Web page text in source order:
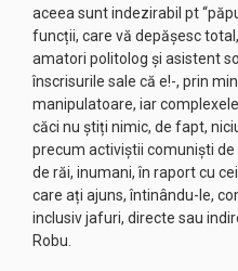
aceea sunt indezirabil pt
funcții, care vă depășesc
amatori politolog și asistent
înscrisurile sale că e!-, prin
manipulatoare, iar
căci nu știți nimic, de fapt,
precum activiștii comuniști
de răi, inumani, în raport cu
care ați ajuns, întinându-le,
inclusiv jafuri, directe sau
Robu.